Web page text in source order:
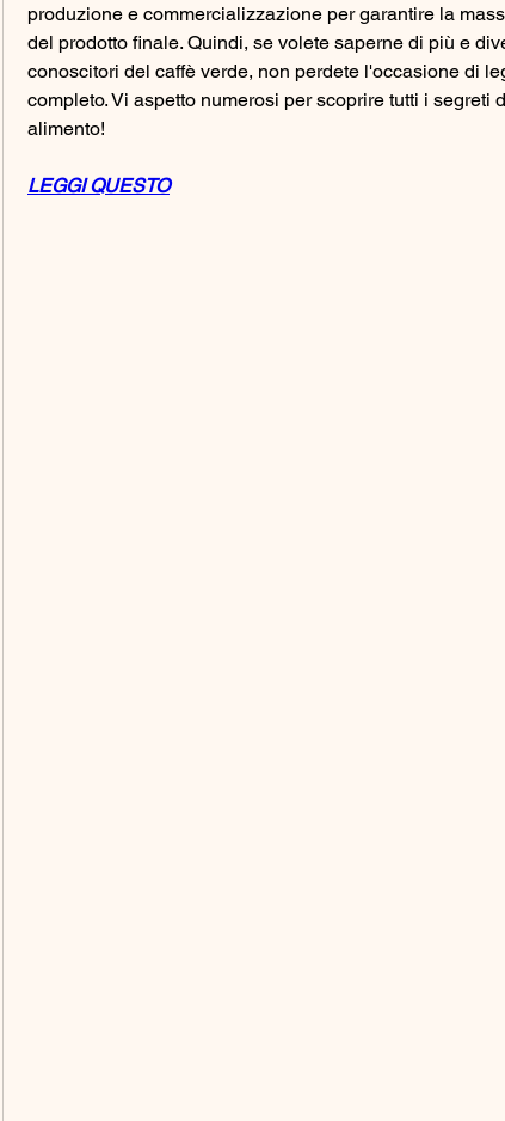
produzione e commercializzazione per garantire la
del prodotto finale. Quindi, se volete saperne di più e
conoscitori del caffè verde, non perdete l'occasione di
completo. Vi aspetto numerosi per scoprire tutti i segreti
alimento!
LEGGI QUESTO